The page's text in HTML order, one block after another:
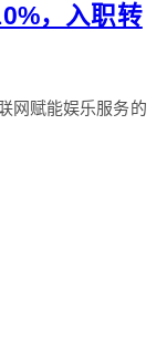
，入职转
网赋能娱乐服务的